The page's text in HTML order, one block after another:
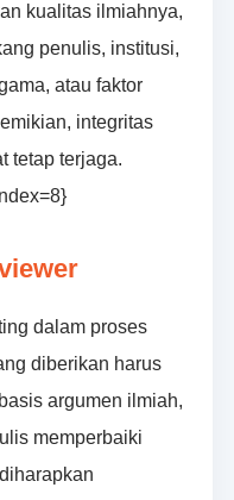
kualitas ilmiahnya,
penulis, institusi,
atau faktor
integritas
tetap terjaga.
dalam proses
diberikan harus
argumen ilmiah,
memperbaiki